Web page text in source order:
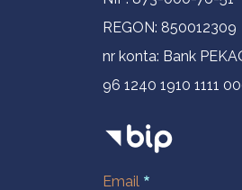
REGON: 850012309
nr konta: Bank
96 1240 1910 1111
Email